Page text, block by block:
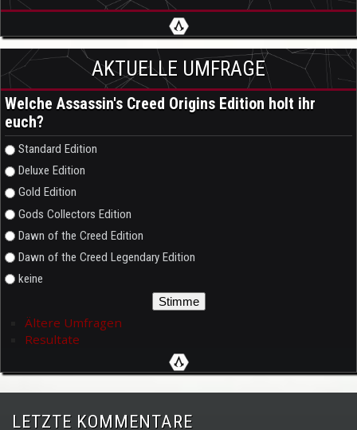
AKTUELLE UMFRAGE
Welche Assassin's Creed Origins Edition holt ihr
euch?
Auswahlmöglichkeiten
Standard Edition
Deluxe Edition
Gold Edition
Gods Collectors Edition
Dawn of the Creed Edition
Dawn of the Creed Legendary Edition
keine
Ältere Umfragen
Resultate
LETZTE KOMMENTARE